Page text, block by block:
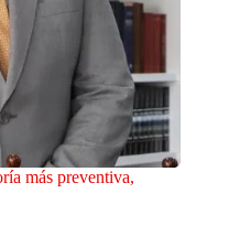
más preventiva,